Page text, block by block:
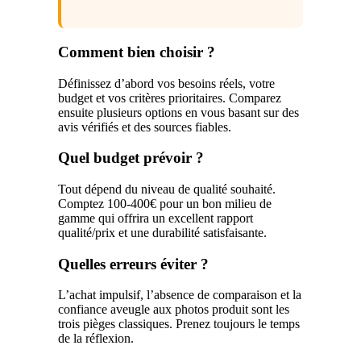
Comment bien choisir ?
Définissez d’abord vos besoins réels, votre
budget et vos critères prioritaires. Comparez
ensuite plusieurs options en vous basant sur des
avis vérifiés et des sources fiables.
Quel budget prévoir ?
Tout dépend du niveau de qualité souhaité.
Comptez 100-400€ pour un bon milieu de
gamme qui offrira un excellent rapport
qualité/prix et une durabilité satisfaisante.
Quelles erreurs éviter ?
L’achat impulsif, l’absence de comparaison et la
confiance aveugle aux photos produit sont les
trois pièges classiques. Prenez toujours le temps
de la réflexion.